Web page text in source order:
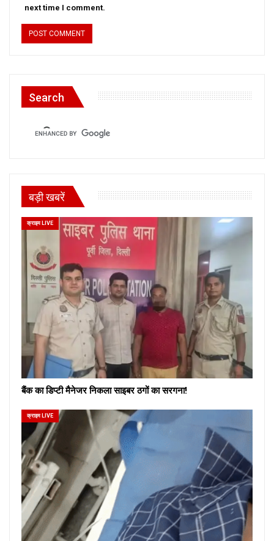
next time I comment.
Search
बड़ी खबरें
क्राइम LIVE
बैंक का डिप्टी मैनेजर निकला साइबर ठगों का सरगना!
क्राइम LIVE